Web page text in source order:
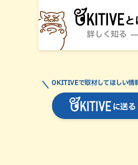
に送る
OKITIVEで取材してほしい情